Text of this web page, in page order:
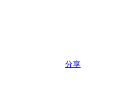
分享